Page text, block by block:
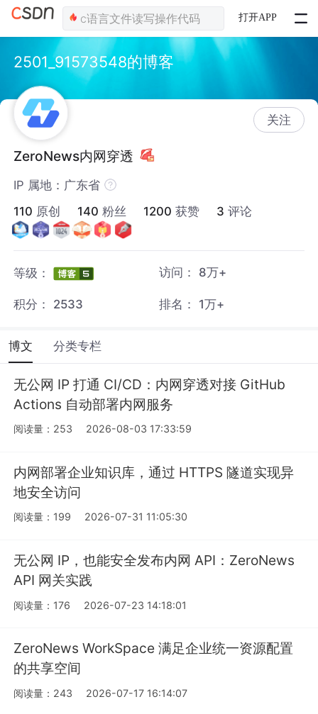
打开APP
2501_91573548的博客
关注
ZeroNews内网穿透
IP 属地：广东省
110 原创 140 粉丝 1200 获赞 3 评论
等级： 访问： 8万+
积分： 2533 排名： 1万+
博文 分类专栏
无公网 IP 打通 CI/CD：内网穿透对接 GitHub
Actions 自动部署内网服务
阅读量：253 2026-08-03 17:33:59
内网部署企业知识库，通过 HTTPS 隧道实现异
地安全访问
阅读量：199 2026-07-31 11:05:30
无公网 IP，也能安全发布内网 API：ZeroNews
API 网关实践
阅读量：176 2026-07-23 14:18:01
ZeroNews WorkSpace 满足企业统一资源配置
的共享空间
阅读量：243 2026-07-17 16:14:07